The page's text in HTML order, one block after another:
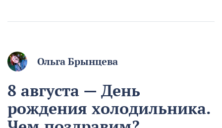
Ольга Брынцева
8 августа — День
рождения холодильника.